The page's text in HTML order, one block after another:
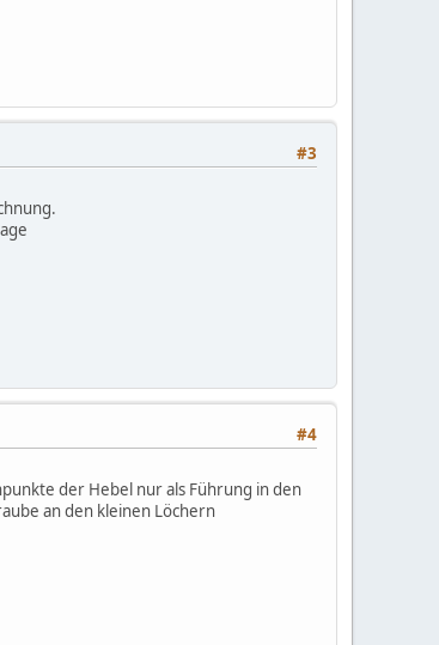
#3
#4
der Hebel nur als Führung in den
an den kleinen Löchern